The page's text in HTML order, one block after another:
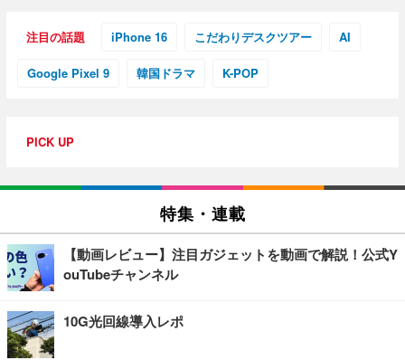
注目の話題 iPhone 16 こだわりデスクツアー AI
Google Pixel 9 韓国ドラマ K-POP
PICK UP
特集・連載
【動画レビュー】注目ガジェットを動画で解説！公式Y
ouTubeチャンネル
10G光回線導入レポ